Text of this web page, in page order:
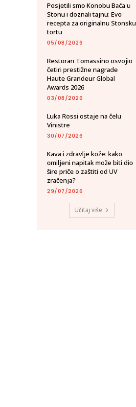
Posjetili smo Konobu Baća u
Stonu i doznali tajnu: Evo
recepta za originalnu Stonsku
tortu
05/08/2026
Restoran Tomassino osvojio
četiri prestižne nagrade
Haute Grandeur Global
Awards 2026
03/08/2026
Luka Rossi ostaje na čelu
Vinistre
30/07/2026
Kava i zdravlje kože: kako
omiljeni napitak može biti dio
šire priče o zaštiti od UV
zračenja?
29/07/2026
Učitaj više